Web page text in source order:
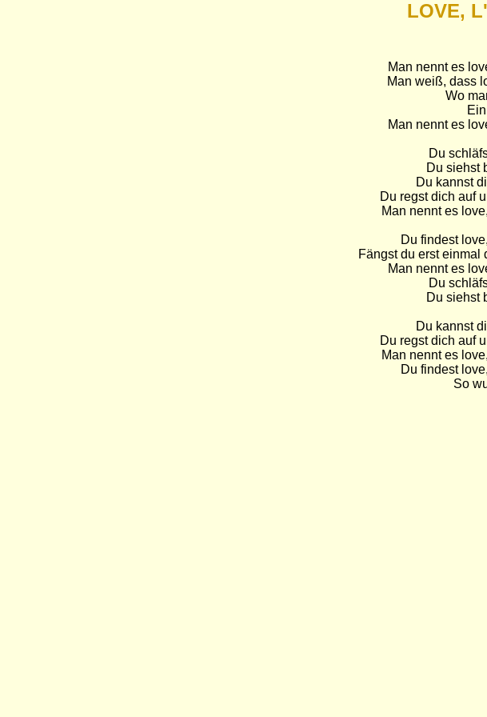
LOVE,
Man nennt es
Man weiß, dass
Wo
Man nennt es
Du
Du siehst
Du kannst
Du regst dich auf
Man nennt es
Du findest
Fängst du erst einmal
Man nennt es
Du
Du siehst
Du kannst
Du regst dich auf
Man nennt es
Du findest
So